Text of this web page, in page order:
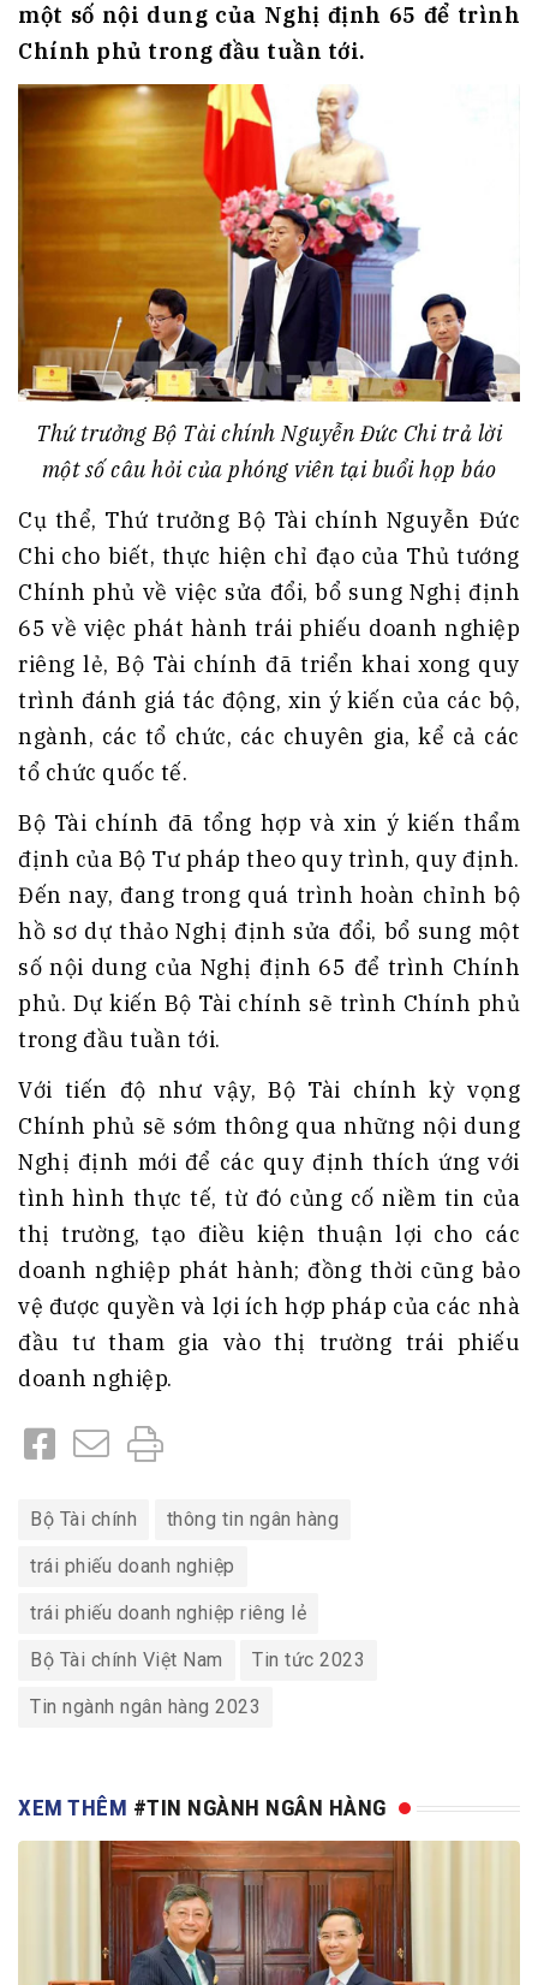
một số nội dung của Nghị định 65 để trình
Chính phủ trong đầu tuần tới.
Thứ trưởng Bộ Tài chính Nguyễn Đức Chi trả lời
một số câu hỏi của phóng viên tại buổi họp báo
Cụ thể, Thứ trưởng Bộ Tài chính Nguyễn Đức
Chi cho biết, thực hiện chỉ đạo của Thủ tướng
Chính phủ về việc sửa đổi, bổ sung Nghị định
65 về việc phát hành trái phiếu doanh nghiệp
riêng lẻ, Bộ Tài chính đã triển khai xong quy
trình đánh giá tác động, xin ý kiến của các bộ,
ngành, các tổ chức, các chuyên gia, kể cả các
tổ chức quốc tế.
Bộ Tài chính đã tổng hợp và xin ý kiến thẩm
định của Bộ Tư pháp theo quy trình, quy định.
Đến nay, đang trong quá trình hoàn chỉnh bộ
hồ sơ dự thảo Nghị định sửa đổi, bổ sung một
số nội dung của Nghị định 65 để trình Chính
phủ. Dự kiến Bộ Tài chính sẽ trình Chính phủ
trong đầu tuần tới.
Với tiến độ như vậy, Bộ Tài chính kỳ vọng
Chính phủ sẽ sớm thông qua những nội dung
Nghị định mới để các quy định thích ứng với
tình hình thực tế, từ đó củng cố niềm tin của
thị trường, tạo điều kiện thuận lợi cho các
doanh nghiệp phát hành; đồng thời cũng bảo
vệ được quyền và lợi ích hợp pháp của các nhà
đầu tư tham gia vào thị trường trái phiếu
doanh nghiệp.
Bộ Tài chính thông tin ngân hàng
trái phiếu doanh nghiệp
trái phiếu doanh nghiệp riêng lẻ
Bộ Tài chính Việt Nam Tin tức 2023
Tin ngành ngân hàng 2023
XEM THÊM #TIN NGÀNH NGÂN HÀNG